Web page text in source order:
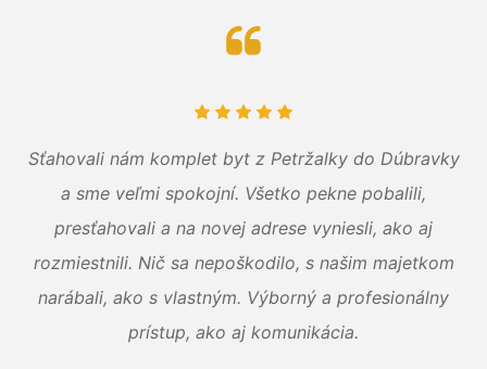
Sťahovali nám komplet byt z Petržalky do Dúbravky
a sme veľmi spokojní. Všetko pekne pobalili,
presťahovali a na novej adrese vyniesli, ako aj
rozmiestnili. Nič sa nepoškodilo, s našim majetkom
narábali, ako s vlastným. Výborný a profesionálny
prístup, ako aj komunikácia.